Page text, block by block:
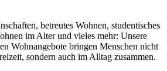
betreutes Wohnen, studentisches
im Alter und vieles mehr: Unsere
Wohnangebote bringen Menschen nicht
sondern auch im Alltag zusammen.